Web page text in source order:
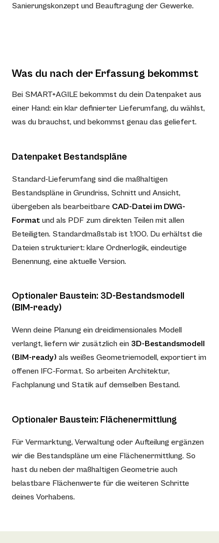
Sanierungskonzept und Beauftragung der Gewerke.
Was du nach der Erfassung bekommst
Bei SMART+AGILE bekommst du dein Datenpaket aus
einer Hand: ein klar definierter Lieferumfang, du wählst,
was du brauchst, und bekommst genau das geliefert.
Datenpaket Bestandspläne
Standard-Lieferumfang sind die maßhaltigen
Bestandspläne in Grundriss, Schnitt und Ansicht,
übergeben als bearbeitbare CAD-Datei im DWG-
Format und als PDF zum direkten Teilen mit allen
Beteiligten. Standardmaßstab ist 1:100. Du erhältst die
Dateien strukturiert: klare Ordnerlogik, eindeutige
Benennung, eine aktuelle Version.
Optionaler Baustein: 3D-Bestandsmodell
(BIM-ready)
Wenn deine Planung ein dreidimensionales Modell
verlangt, liefern wir zusätzlich ein 3D-Bestandsmodell
(BIM-ready) als weißes Geometriemodell, exportiert im
offenen IFC-Format. So arbeiten Architektur,
Fachplanung und Statik auf demselben Bestand.
Optionaler Baustein: Flächenermittlung
Für Vermarktung, Verwaltung oder Aufteilung ergänzen
wir die Bestandspläne um eine Flächenermittlung. So
hast du neben der maßhaltigen Geometrie auch
belastbare Flächenwerte für die weiteren Schritte
deines Vorhabens.